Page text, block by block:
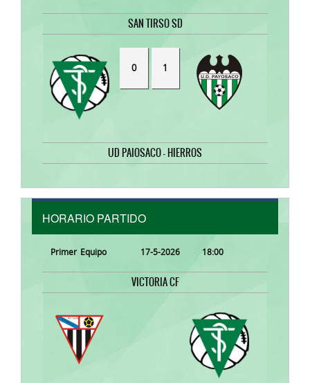
SAN TIRSO SD
0 1
UD PAIOSACO - HIERROS
HORARIO PARTIDO
Primer Equipo 17-5-2026 18:00
VICTORIA CF